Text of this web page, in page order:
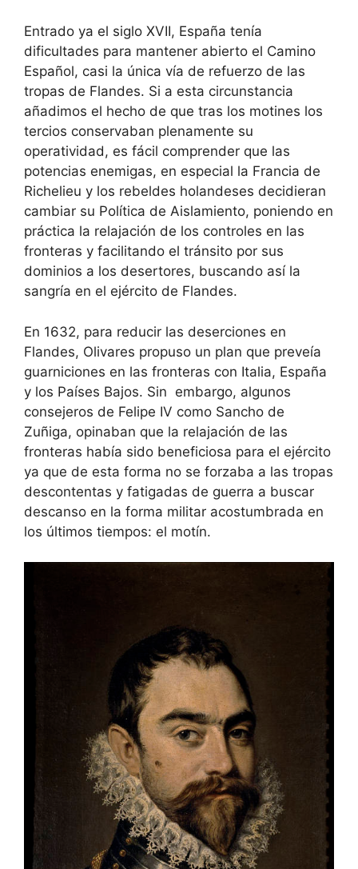
Entrado ya el siglo XVII, España tenía
dificultades para mantener abierto el Camino
Español, casi la única vía de refuerzo de las
tropas de Flandes. Si a esta circunstancia
añadimos el hecho de que tras los motines los
tercios conservaban plenamente su
operatividad, es fácil comprender que las
potencias enemigas, en especial la Francia de
Richelieu y los rebeldes holandeses decidieran
cambiar su Política de Aislamiento, poniendo en
práctica la relajación de los controles en las
fronteras y facilitando el tránsito por sus
dominios a los desertores, buscando así la
sangría en el ejército de Flandes.
En 1632, para reducir las deserciones en
Flandes, Olivares propuso un plan que preveía
guarniciones en las fronteras con Italia, España
y los Países Bajos. Sin embargo, algunos
consejeros de Felipe IV como Sancho de
Zuñiga, opinaban que la relajación de las
fronteras había sido beneficiosa para el ejército
ya que de esta forma no se forzaba a las tropas
descontentas y fatigadas de guerra a buscar
descanso en la forma militar acostumbrada en
los últimos tiempos: el motín.